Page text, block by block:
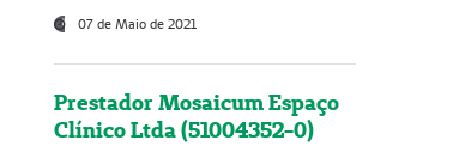
07 de Maio de 2021
Prestador Mosaicum Espaço
Clínico Ltda (51004352-0)